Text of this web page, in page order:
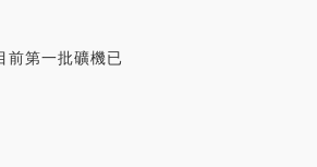
第一批礦機已